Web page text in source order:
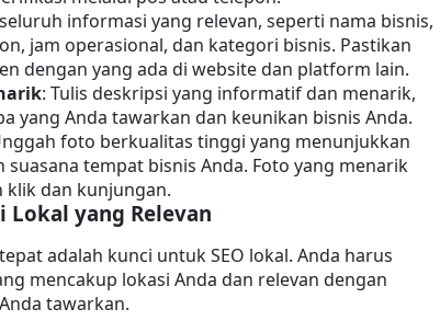
informasi yang relevan, seperti nama bisnis,
jam operasional, dan kategori bisnis. Pastikan
dengan yang ada di website dan platform lain.
: Tulis deskripsi yang informatif dan menarik,
yang Anda tawarkan dan keunikan bisnis Anda.
foto berkualitas tinggi yang menunjukkan
suasana tempat bisnis Anda. Foto yang menarik
dan kunjungan.
Lokal yang Relevan
adalah kunci untuk SEO lokal. Anda harus
mencakup lokasi Anda dan relevan dengan
tawarkan.